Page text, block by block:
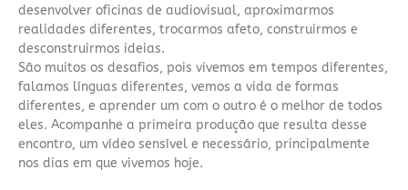
desenvolver oficinas de audiovisual, aproximarmos
realidades diferentes, trocarmos afeto, construirmos e
desconstruirmos ideias.
São muitos os desafios, pois vivemos em tempos diferentes,
falamos línguas diferentes, vemos a vida de formas
diferentes, e aprender um com o outro é o melhor de todos
eles. Acompanhe a primeira produção que resulta desse
encontro, um vídeo sensível e necessário, principalmente
nos dias em que vivemos hoje.